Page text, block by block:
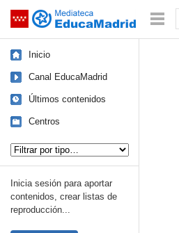
Saltar navegación
Inicio
Canal EducaMadrid
Últimos contenidos
Centros
Inicia sesión para aportar
contenidos, crear listas de
reproducción...